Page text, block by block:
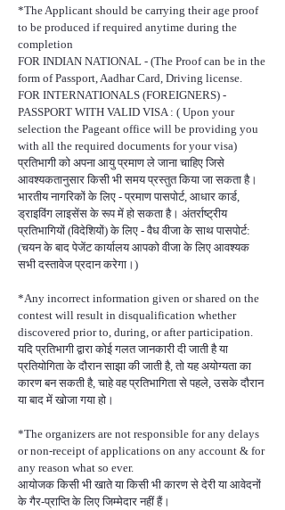
*The Applicant should be carrying their age proof
to be produced if required anytime during the
completion
FOR INDIAN NATIONAL - (The Proof can be in the
form of Passport, Aadhar Card, Driving license.
FOR INTERNATIONALS (FOREIGNERS) -
PASSPORT WITH VALID VISA : ( Upon your
selection the Pageant office will be providing you
with all the required documents for your visa)
प्रतिभागी को अपना आयु प्रमाण ले जाना चाहिए जिसे
आवश्यकतानुसार किसी भी समय प्रस्तुत किया जा सकता है।
भारतीय नागरिकों के लिए - प्रमाण पासपोर्ट, आधार कार्ड,
ड्राइविंग लाइसेंस के रूप में हो सकता है। अंतर्राष्ट्रीय
प्रतिभागियों (विदेशियों) के लिए - वैध वीजा के साथ पासपोर्ट:
(चयन के बाद पेजेंट कार्यालय आपको वीजा के लिए आवश्यक
सभी दस्तावेज प्रदान करेगा।)
*Any incorrect information given or shared on the
contest will result in disqualification whether
discovered prior to, during, or after participation.
यदि प्रतिभागी द्वारा कोई गलत जानकारी दी जाती है या
प्रतियोगिता के दौरान साझा की जाती है, तो यह अयोग्यता का
कारण बन सकती है, चाहे वह प्रतिभागिता से पहले, उसके दौरान
या बाद में खोजा गया हो।
*The organizers are not responsible for any delays
or non-receipt of applications on any account & for
any reason what so ever.
आयोजक किसी भी खाते या किसी भी कारण से देरी या आवेदनों
के गैर-प्राप्ति के लिए जिम्मेदार नहीं हैं।